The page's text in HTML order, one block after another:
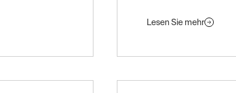
Lesen Sie mehr